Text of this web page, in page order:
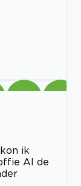
ik
Al de